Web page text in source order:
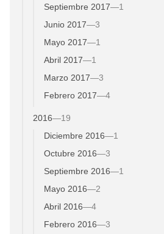
Septiembre 2017—1
Junio 2017—3
Mayo 2017—1
Abril 2017—1
Marzo 2017—3
Febrero 2017—4
2016—19
Diciembre 2016—1
Octubre 2016—3
Septiembre 2016—1
Mayo 2016—2
Abril 2016—4
Febrero 2016—3